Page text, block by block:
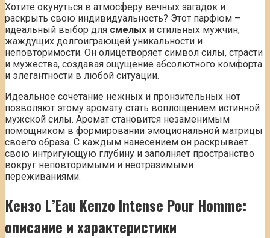
Хотите окунуться в атмосферу вечных загадок и
раскрыть свою индивидуальность? Этот парфюм –
идеальный выбор для смелых и стильных мужчин,
жаждущих долгоиграющей уникальности и
неповторимости. Он олицетворяет символ силы, страсти
и мужества, создавая ощущение абсолютного комфорта
и элегантности в любой ситуации.
Идеальное сочетание нежных и пронзительных нот
позволяют этому аромату стать воплощением истинной
мужской силы. Аромат становится незаменимым
помощником в формировании эмоциональной матрицы
своего образа. С каждым нанесением он раскрывает
свою интригующую глубину и заполняет пространство
вокруг неповторимыми и неотразимыми
переживаниями.
Кензо L’Eau Kenzo Intense Pour Homme:
описание и характеристики